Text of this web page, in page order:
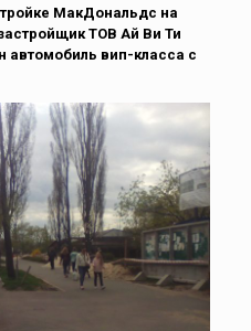
МакДональдс на
ТОВ Ай Ви Ти
автомобиль вип-класса с